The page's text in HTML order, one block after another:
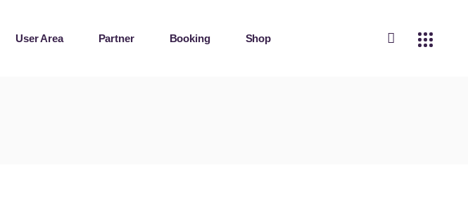
User Area Partner Booking Shop